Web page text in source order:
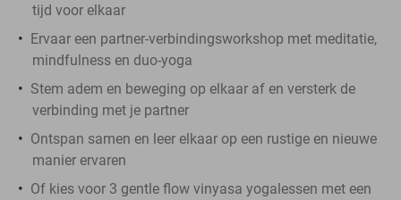
tijd voor elkaar
Ervaar een partner-verbindingsworkshop met meditatie,
mindfulness en duo-yoga
Stem adem en beweging op elkaar af en versterk de
verbinding met je partner
Ontspan samen en leer elkaar op een rustige en nieuwe
manier ervaren
Of kies voor 3 gentle flow vinyasa yogalessen met een